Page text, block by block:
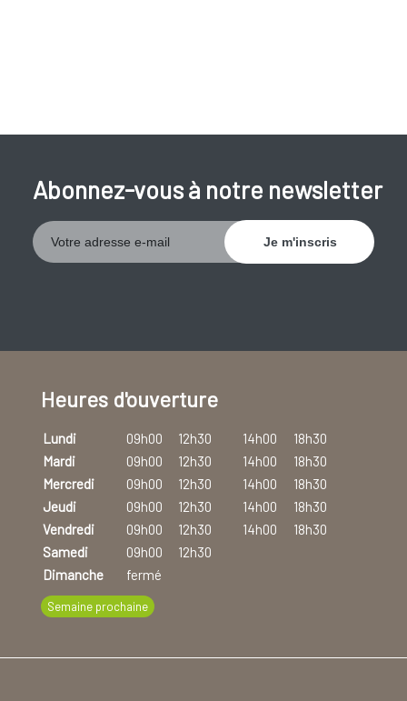
Abonnez-vous à notre newsletter
Heures d'ouverture
Lundi 09h00 12h30 14h00
18h30
Mardi
09h00 12h30 14h00
18h30
Mercredi
09h00 12h30 14h00
18h30
Jeudi
09h00 12h30 14h00
18h30
Vendredi
09h00 12h30 14h00
18h30
Samedi
09h00
12h30
Dimanche
fermé
Semaine prochaine